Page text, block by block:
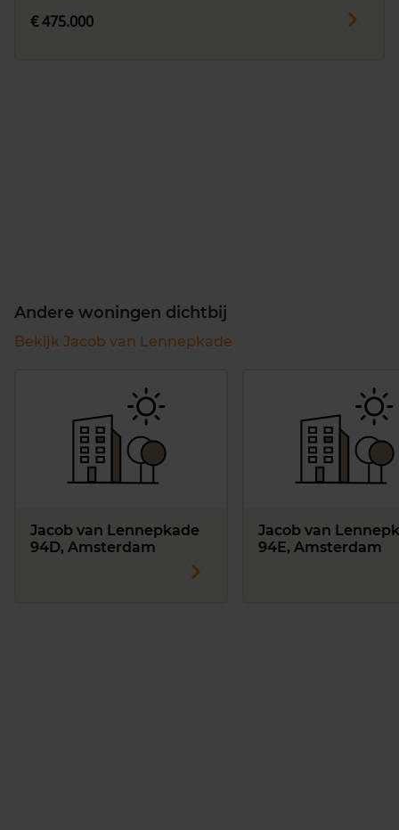
€ 475.000
Andere woningen dichtbij
Bekijk Jacob van Lennepkade
Jacob van Lennepkade
94D, Amsterdam
Jacob van
94E, Amsterdam